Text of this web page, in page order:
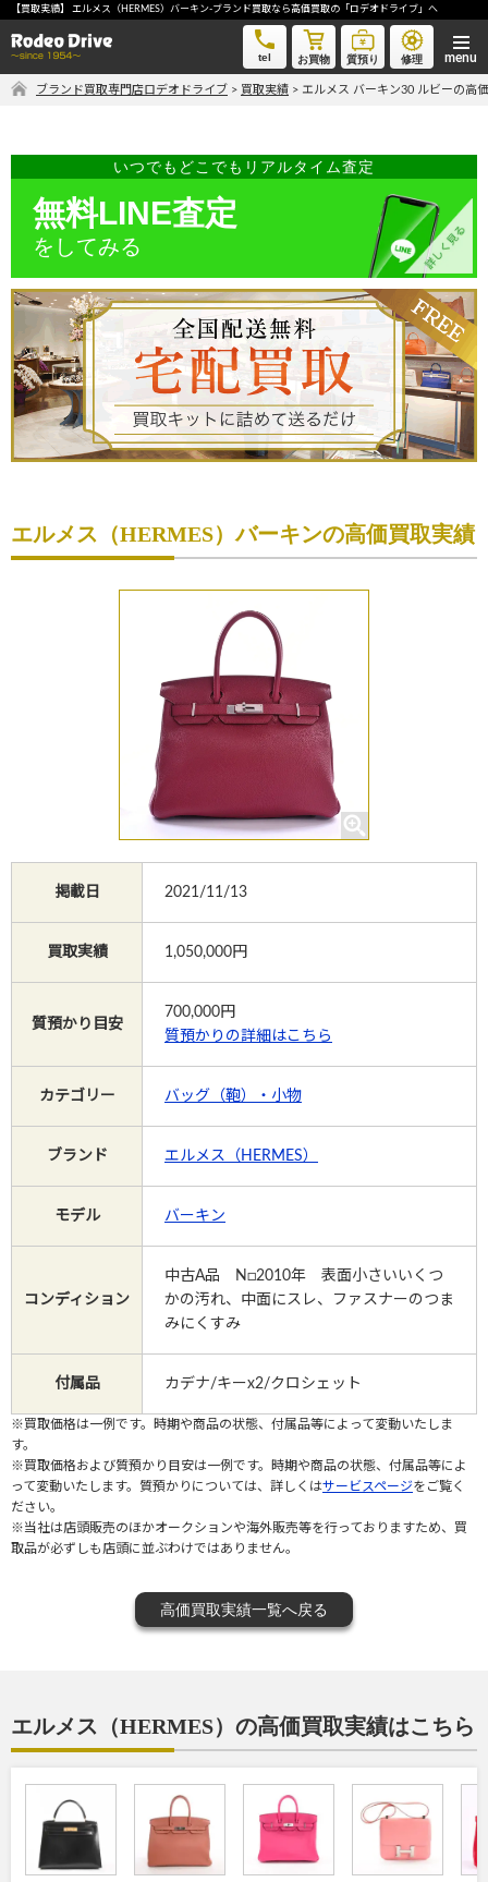
【買取実績】 エルメス（HERMES）バーキン-ブランド買取なら高価買取の「ロデオドライブ」へ
tel お買物 質預り 修理
エルメス バーキン30 ルビー-ブランド買取なら高価買取の「ロデオドライブ」へ
無料LINE査定
ご自宅にいながら品物を売りたい方へ
宅配買取申込
手間なく安全に売りたい方へ
出張買取申込
買取サービスのご案内
お買物
修理
Instagram
ブランド買取専門店ロデオドライブ > 買取実績 > エルメス バーキン30 ルビーの高
いつでもどこでもリアルタイム査定
無料LINE査定
をしてみる
エルメス（HERMES）バーキンの高価買取実績
掲載日 2021/11/13
買取実績 1,050,000円
質預かり目安
700,000円
質預かりの詳細はこちら
カテゴリー バッグ（鞄）・小物
ブランド エルメス（HERMES）
モデル バーキン
コンディション
中古A品 N□2010年 表面小さいいくつ
かの汚れ、中面にスレ、ファスナーのつま
みにくすみ
付属品 カデナ/キーx2/クロシェット
※買取価格は一例です。時期や商品の状態、付属品等によって変動いたしま
す。
※買取価格および質預かり目安は一例です。時期や商品の状態、付属品等によ
って変動いたします。質預かりについては、詳しくはサービスページをご覧く
ださい。
※当社は店頭販売のほかオークションや海外販売等を行っておりますため、買
取品が必ずしも店頭に並ぶわけではありません。
高価買取実績一覧へ戻る
エルメス（HERMES）の高価買取実績はこちら